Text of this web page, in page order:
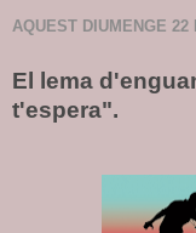
AQUEST DIUMENGE
El lema
t'espera".